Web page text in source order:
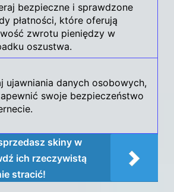
bezpieczne i sprawdzone
płatności, które oferują
zwrotu pieniędzy w
oszustwa.
ujawniania danych osobowych,
swoje bezpieczeństwo
skiny w
ich rzeczywistą
stracić!